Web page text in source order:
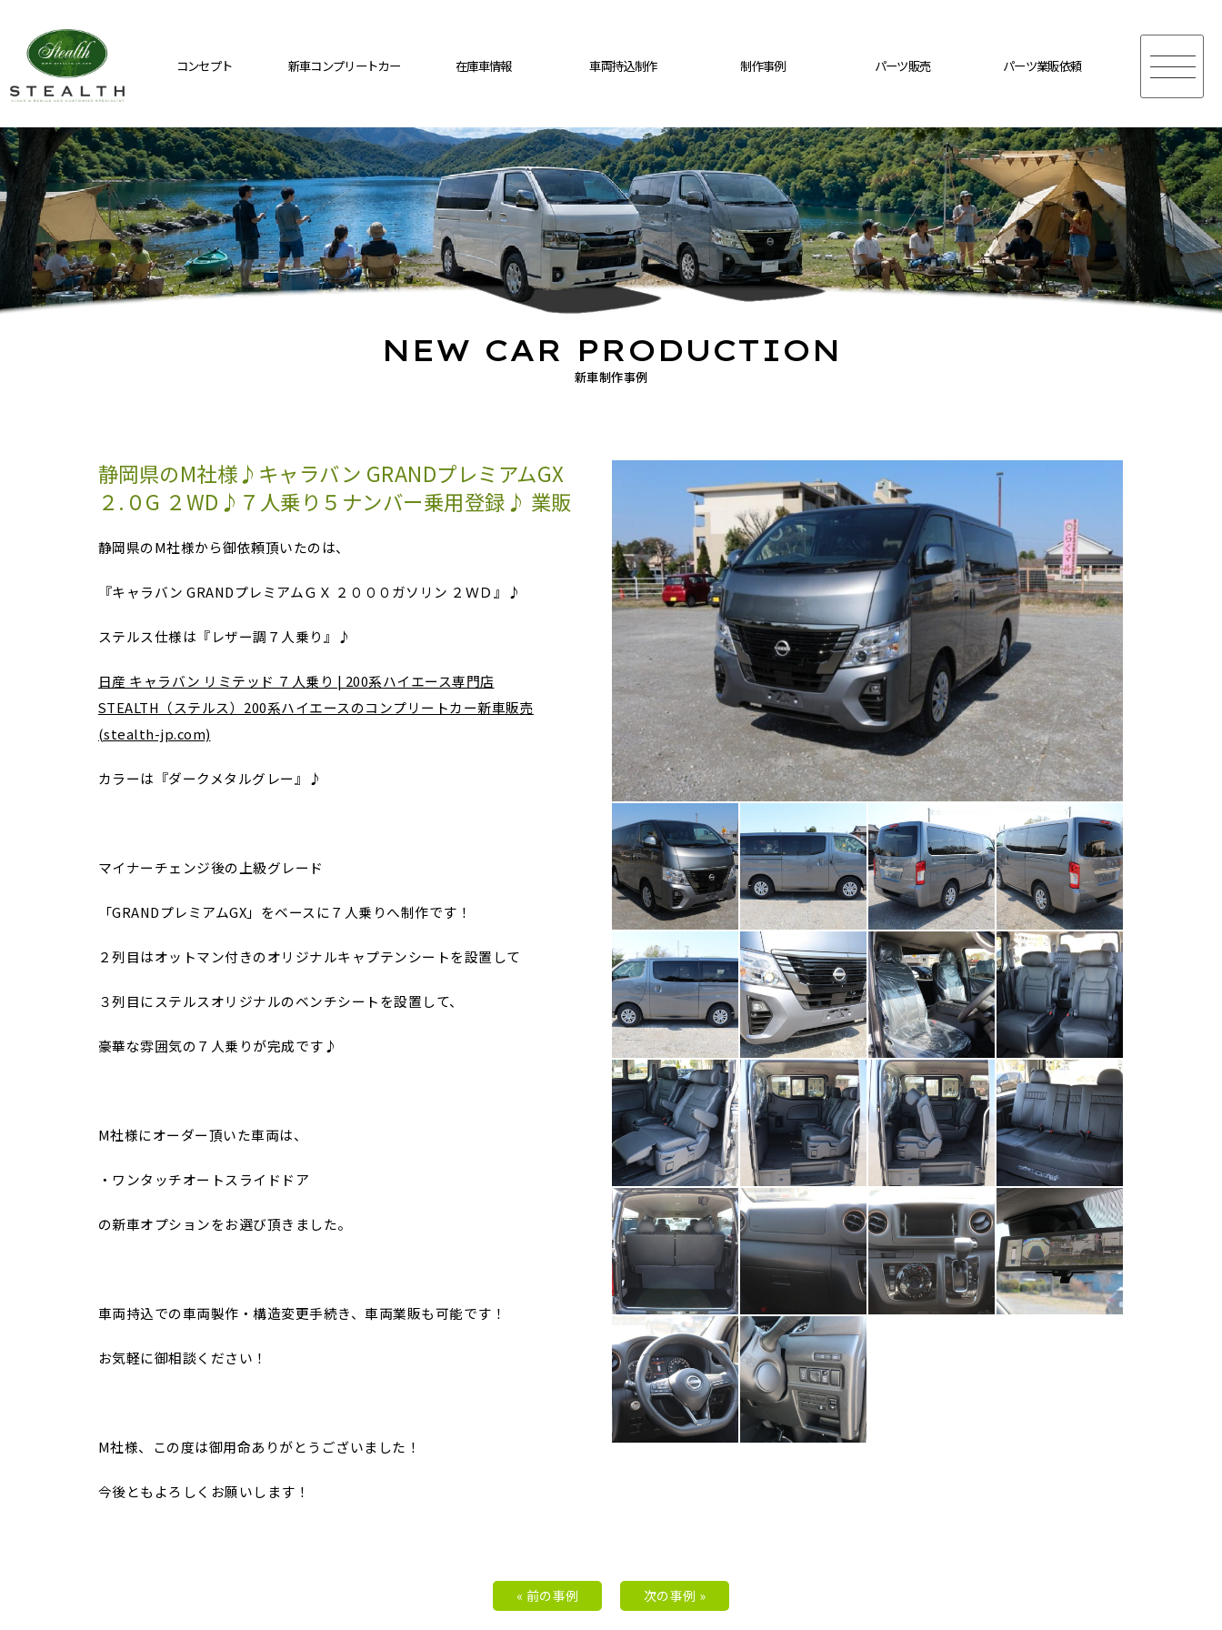
コンセプト 新車コンプリートカー 在庫車情報 車両持込制作 制作事例 パーツ販売 パーツ業販依頼
新車制作事例
NEW CAR PRODUCTION
静岡県のM社様♪キャラバン GRANDプレミアムGX
２.０G ２WD♪７人乗り５ナンバー乗用登録♪ 業販
静岡県のM社様から御依頼頂いたのは、
『キャラバン GRANDプレミアムＧＸ ２０００ガソリン ２ＷＤ』♪
ステルス仕様は『レザー調７人乗り』♪
日産 キャラバン リミテッド ７人乗り | 200系ハイエース専門店
STEALTH（ステルス）200系ハイエースのコンプリートカー新車販売
(stealth-jp.com)
カラーは『ダークメタルグレー』♪
マイナーチェンジ後の上級グレード
「GRANDプレミアムGX」をベースに７人乗りへ制作です！
２列目はオットマン付きのオリジナルキャプテンシートを設置して
３列目にステルスオリジナルのベンチシートを設置して、
豪華な雰囲気の７人乗りが完成です♪
M社様にオーダー頂いた車両は、
・ワンタッチオートスライドドア
の新車オプションをお選び頂きました。
車両持込での車両製作・構造変更手続き、車両業販も可能です！
お気軽に御相談ください！
M社様、この度は御用命ありがとうございました！
今後ともよろしくお願いします！
« 前の事例 次の事例 »